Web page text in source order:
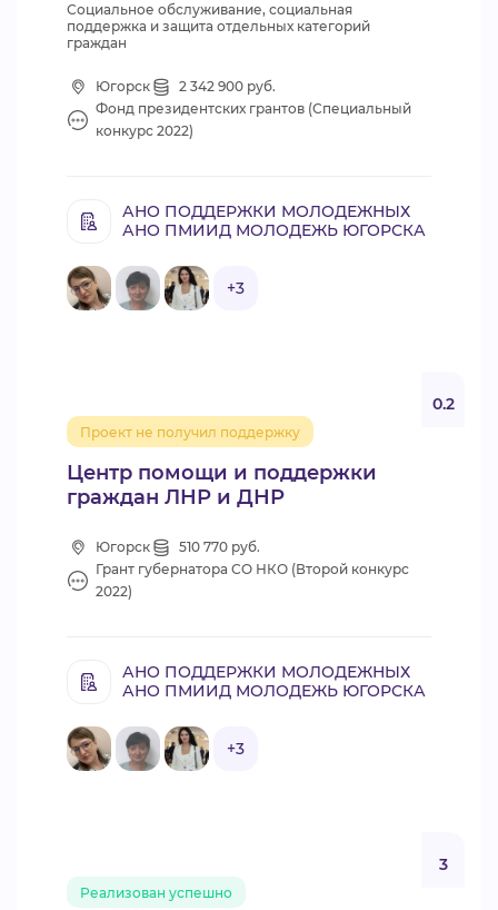
Социальное обслуживание, социальная
поддержка и защита отдельных категорий
граждан
Югорск
2 342 900 руб.
Фонд президентских грантов (Специальный
конкурс 2022)
АНО ПОДДЕРЖКИ МОЛОДЕЖНЫХ
АНО ПМИИД МОЛОДЕЖЬ ЮГОРСКА
+3
Центр помощи и поддержки
граждан ЛНР и ДНР
Проект не получил поддержку
0.2
Югорск
510 770 руб.
Грант губернатора СО НКО (Второй конкурс
2022)
АНО ПОДДЕРЖКИ МОЛОДЕЖНЫХ
АНО ПМИИД МОЛОДЕЖЬ ЮГОРСКА
+3
Реализован успешно
3